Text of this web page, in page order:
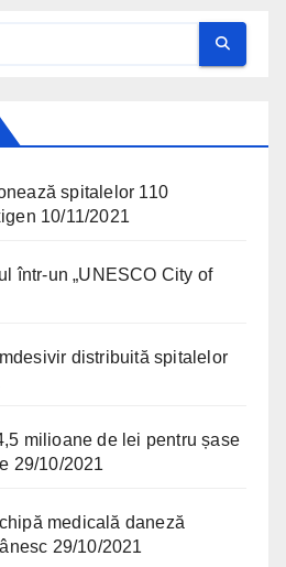
spitalelor 110
10/11/2021
într-un „UNESCO City of
distribuită spitalelor
milioane de lei pentru șase
29/10/2021
medicală daneză
29/10/2021